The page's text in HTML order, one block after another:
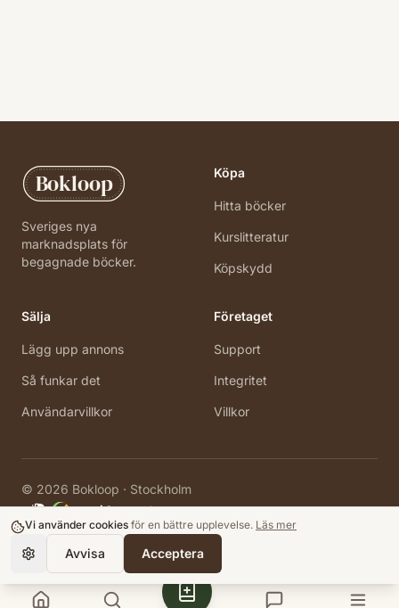
Bokloop
Sveriges nya
marknadsplats för
begagnade böcker.
Köpa
Hitta böcker
Kurslitteratur
Köpskydd
Sälja
Lägg upp annons
Så funkar det
Användarvillkor
Företaget
Support
Integritet
Villkor
© 2026 Bokloop · Stockholm
Vi använder cookies för en bättre upplevelse. Läs mer
Avvisa Acceptera